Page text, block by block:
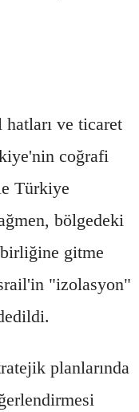
ve ticaret
coğrafi
Türkiye
bölgedeki
gitme
"izolasyon"
planlarında